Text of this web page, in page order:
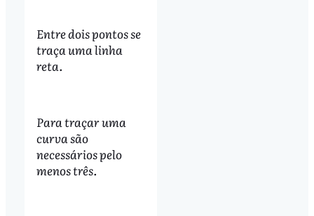
Entre dois pontos se
traça uma linha
reta.
Para traçar uma
curva são
necessários pelo
menos três.